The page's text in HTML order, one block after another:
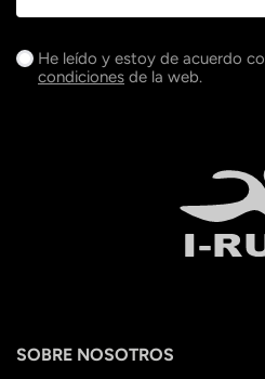
He leído y estoy de acuerdo
condiciones de la web.
SOBRE NOSOTROS